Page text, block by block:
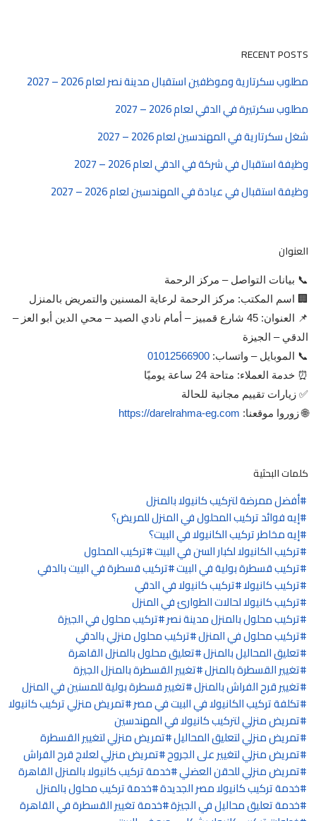
RECENT POSTS
مطلوب سكرتارية وموظفين استقبال مدينة نصر لعام 2026 – 2027
مطلوب سكرتيرة في الدقي لعام 2026 – 2027
شغل سكرتارية في المهندسين لعام 2026 – 2027
وظيفة استقبال في شركة في الدقي لعام 2026 – 2027
وظيفة استقبال في عيادة في المهندسين لعام 2026 – 2027
العنوان
📞 بيانات التواصل – مركز الرحمة
🏢 اسم المكتب: مركز الرحمة لرعاية المسنين والتمريض بالمنزل
📌 العنوان: 45 شارع قمبيز – أمام نادي الصيد – محي الدين أبو العز –
الدقي – الجيزة
📞 الموبايل – واتساب:01012566900
⏰ خدمة العملاء: متاحة 24 ساعة يوميًا
✅ زيارات تقييم مجانية للحالة
🌐 زوروا موقعنا: https://darelrahma-eg.com
كلمات البحثية
أفضل ممرضة لتركيب كانيولا بالمنزل
إيه فوائد تركيب المحلول في المنزل للمريض؟
إيه مخاطر تركيب الكانيولا في البيت؟
تركيب الكانيولا لكبار السن في البيت تركيب المحلول
تركيب قسطرة بولية في البيت تركيب قسطرة في البيت بالدقي
تركيب كانيولا تركيب كانيولا في الدقي
تركيب كانيولا لحالات الطوارئ في المنزل
تركيب محلول بالمنزل مدينة نصر تركيب محلول في الجيزة
تركيب محلول في المنزل تركيب محلول منزلي بالدقي
تعليق المحاليل بالمنزل تعليق محلول بالمنزل القاهرة
تغيير القسطرة بالمنزل تغيير القسطرة بالمنزل الجيزة
تغيير قرح الفراش بالمنزل تغيير قسطرة بولية للمسنين في المنزل
تكلفة تركيب الكانيولا في البيت في مصر تمريض منزلي تركيب كانيولا
تمريض منزلي لتركيب كانيولا في المهندسين
تمريض منزلي لتعليق المحاليل تمريض منزلي لتغيير القسطرة
تمريض منزلي لتغيير على الجروح تمريض منزلي لعلاج قرح الفراش
تمريض منزلي للحقن العضلي خدمة تركيب كانيولا بالمنزل القاهرة
خدمة تركيب كانيولا مصر الجديدة خدمة تركيب محلول بالمنزل
خدمة تعليق محاليل في الجيزة خدمة تغيير القسطرة في القاهرة